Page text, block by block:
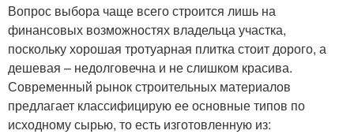
Вопрос выбора чаще всего строится лишь на
финансовых возможностях владельца участка,
поскольку хорошая тротуарная плитка стоит дорого, а
дешевая – недолговечна и не слишком красива.
Современный рынок строительных материалов
предлагает классифицирую ее основные типов по
исходному сырью, то есть изготовленную из: